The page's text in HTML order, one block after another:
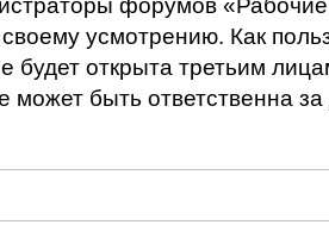
форумов
усмотрению. Как
открыта третьим
быть ответственна за